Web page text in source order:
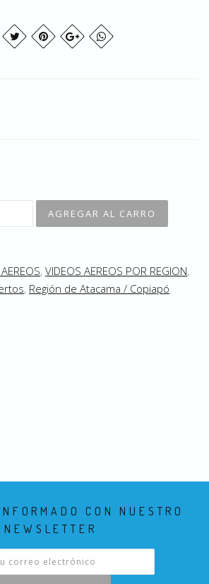
, VIDEOS AEREOS POR REGION,
, Región de Atacama / Copiapó
CON NUESTRO
NEWSLETTER